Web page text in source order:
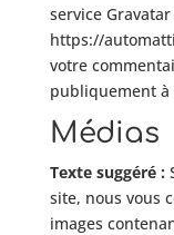
service
https://
votre
publiquement à
Médias
Texte suggéré :
site, nous vous
images